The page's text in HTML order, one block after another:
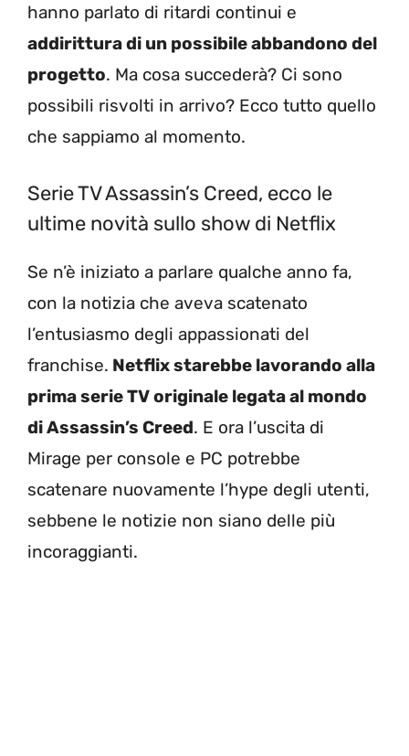
hanno parlato di ritardi continui e
addirittura di un possibile abbandono del
progetto. Ma cosa succederà? Ci sono
possibili risvolti in arrivo? Ecco tutto quello
che sappiamo al momento.
Serie TV Assassin’s Creed, ecco le
ultime novità sullo show di Netflix
Se n’è iniziato a parlare qualche anno fa,
con la notizia che aveva scatenato
l’entusiasmo degli appassionati del
franchise. Netflix starebbe lavorando alla
prima serie TV originale legata al mondo
di Assassin’s Creed. E ora l’uscita di
Mirage per console e PC potrebbe
scatenare nuovamente l’hype degli utenti,
sebbene le notizie non siano delle più
incoraggianti.